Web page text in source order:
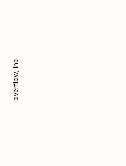
overflow, Inc.